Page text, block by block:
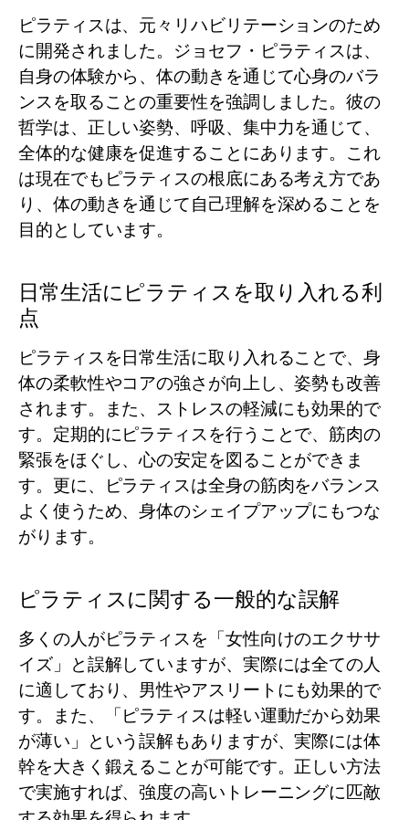
ピラティスは、元々リハビリテーションのため
に開発されました。ジョセフ・ピラティスは、
自身の体験から、体の動きを通じて心身のバラ
ンスを取ることの重要性を強調しました。彼の
哲学は、正しい姿勢、呼吸、集中力を通じて、
全体的な健康を促進することにあります。これ
は現在でもピラティスの根底にある考え方であ
り、体の動きを通じて自己理解を深めることを
目的としています。
日常生活にピラティスを取り入れる利
点
ピラティスを日常生活に取り入れることで、身
体の柔軟性やコアの強さが向上し、姿勢も改善
されます。また、ストレスの軽減にも効果的で
す。定期的にピラティスを行うことで、筋肉の
緊張をほぐし、心の安定を図ることができま
す。更に、ピラティスは全身の筋肉をバランス
よく使うため、身体のシェイプアップにもつな
がります。
ピラティスに関する一般的な誤解
多くの人がピラティスを「女性向けのエクササ
イズ」と誤解していますが、実際には全ての人
に適しており、男性やアスリートにも効果的で
す。また、「ピラティスは軽い運動だから効果
が薄い」という誤解もありますが、実際には体
幹を大きく鍛えることが可能です。正しい方法
で実施すれば、強度の高いトレーニングに匹敵